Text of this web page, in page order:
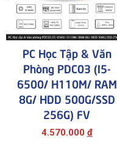
PC Học Tập & Văn
Phòng PDC03 (i5-
6500/ H110M/ RAM
8G/ HDD 500G/SSD
256G) FV
4.570.000 đ